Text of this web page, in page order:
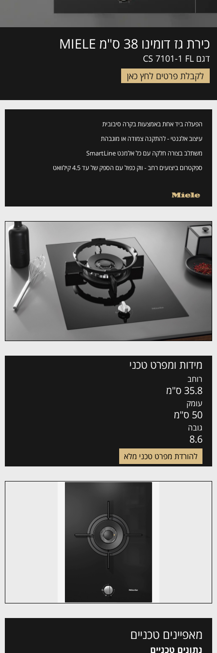
כירת גז דומינו 38 ס"מ MIELE
דגם CS 7101-1 FL
לקבלת פרטים לחץ כאן
הפעלה ביד אחת באמצעות בקרה סיבובית
עיצוב אלגנטי - להתקנה צמודה או מוגבהת
משתלב בצורה חלקה עם כל אלמנט SmartLine
ספקטרום ביצועים רחב - ווק כפול עם הספק של עד 4.5 קילוואט
מידות ומפרט טכני
רוחב
35.8 ס"מ
עומק
50 ס"מ
גובה
8.6
להורדת מפרט טכני מלא
מאפיינים טכניים
נתונים טכניים